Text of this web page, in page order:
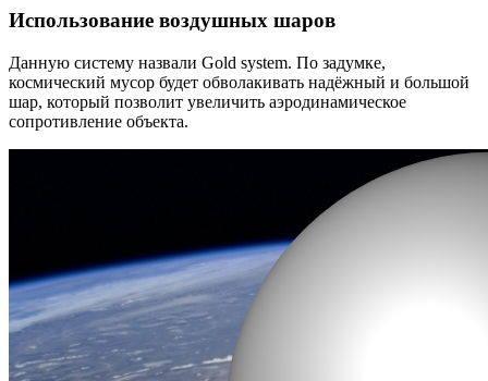
Использование воздушных шаров
Данную систему назвали Gold system. По задумке,
космический мусор будет обволакивать надёжный и большой
шар, который позволит увеличить аэродинамическое
сопротивление объекта.